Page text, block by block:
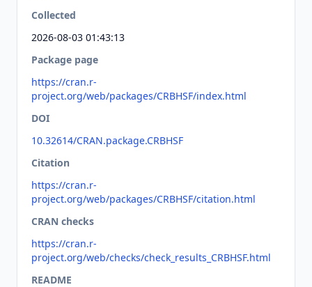
Collected
2026-08-03 01:43:13
Package page
https://cran.r-
project.org/web/packages/CRBHSF/index.html
DOI
10.32614/CRAN.package.CRBHSF
Citation
https://cran.r-
project.org/web/packages/CRBHSF/citation.html
CRAN checks
https://cran.r-
project.org/web/checks/check_results_CRBHSF.html
README